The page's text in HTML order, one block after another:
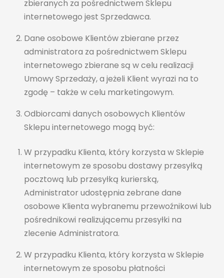
zbieranych za pośrednictwem Sklepu
internetowego jest Sprzedawca.
Dane osobowe Klientów zbierane przez
administratora za pośrednictwem Sklepu
internetowego zbierane są w celu realizacji
Umowy Sprzedaży, a jeżeli Klient wyrazi na to
zgodę – także w celu marketingowym.
Odbiorcami danych osobowych Klientów
Sklepu internetowego mogą być:
W przypadku Klienta, który korzysta w Sklepie
internetowym ze sposobu dostawy przesyłką
pocztową lub przesyłką kurierską,
Administrator udostępnia zebrane dane
osobowe Klienta wybranemu przewoźnikowi lub
pośrednikowi realizującemu przesyłki na
zlecenie Administratora.
W przypadku Klienta, który korzysta w Sklepie
internetowym ze sposobu płatności
Back
To